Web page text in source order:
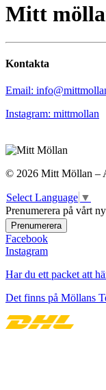
Mitt
Kontakta
Email:
Instagram: mittmollan
© 2026 Mitt Möllan –
Select Language ▼
Prenumerera på vårt
Facebook
Instagram
Har du ett packet att
Det finns på Möllans